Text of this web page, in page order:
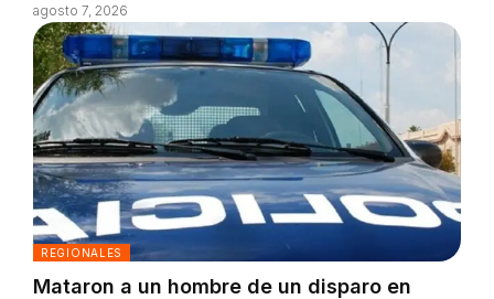
agosto 7, 2026
REGIONALES
Mataron a un hombre de un disparo en